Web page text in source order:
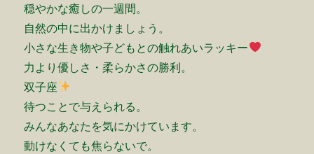
穏やかな癒しの一週間。
自然の中に出かけましょう。
小さな生き物や子どもとの触れあいラッキー
力より優しさ・柔らかさの勝利。
双子座
待つことで与えられる。
みんなあなたを気にかけています。
動けなくても焦らないで。